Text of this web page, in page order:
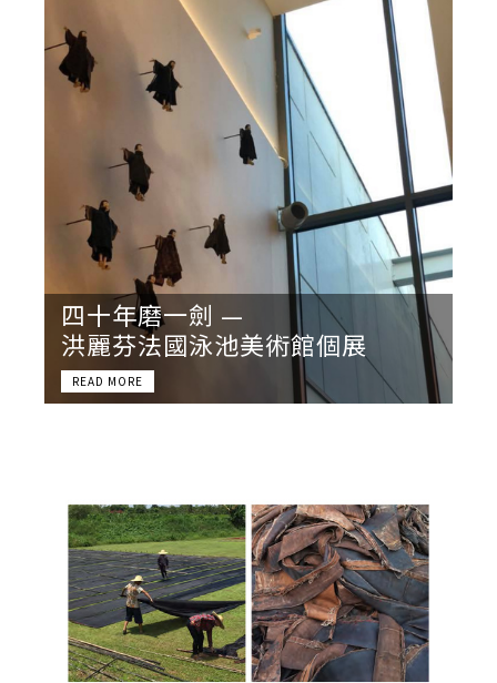
四十年磨一劍 —
洪麗芬法國泳池美術館個展